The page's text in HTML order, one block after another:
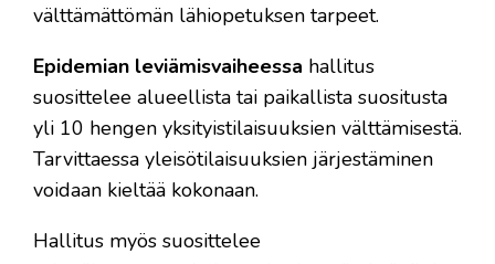
välttämättömän lähiopetuksen tarpeet.
Epidemian leviämisvaiheessa hallitus
suosittelee alueellista tai paikallista suositusta
yli 10 hengen yksityistilaisuuksien välttämisestä.
Tarvittaessa yleisötilaisuuksien järjestäminen
voidaan kieltää kokonaan.
Hallitus myös suosittelee